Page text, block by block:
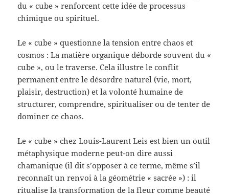
du « cube » renforcent cette idée de processus
chimique ou spirituel.
Le « cube » questionne la tension entre chaos et
cosmos : La matière organique déborde souvent du «
cube », ou le traverse. Cela illustre le conflit
permanent entre le désordre naturel (vie, mort,
plaisir, destruction) et la volonté humaine de
structurer, comprendre, spiritualiser ou de tenter de
dominer ce chaos.
Le « cube » chez Louis-Laurent Leis est bien un outil
métaphysique moderne peut-on dire aussi
chamanique (il dit s’opposer à ce terme, même s’il
reconnaît un renvoi à la géométrie « sacrée ») : il
ritualise la transformation de la fleur comme beauté